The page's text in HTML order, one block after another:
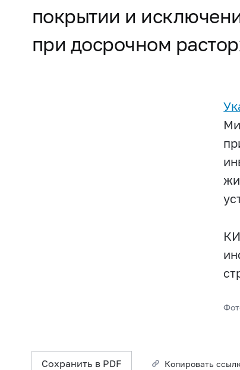
покрытии и
при досрочном
Сохранить в PDF Копировать